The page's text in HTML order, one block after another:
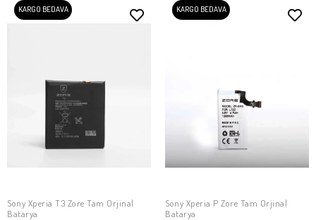
KARGO BEDAVA
SEPETE EKLE
Sony Xperia T3 Zore Tam Orjinal
Batarya
KARGO BEDAVA
SEPETE EKLE
Sony Xperia P Zore Tam Orjinal
Batarya